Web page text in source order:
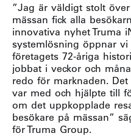
”Jag är väldigt stolt
mässan fick alla
innovativa nyhet Truma
systemlösning öppnar
företagets 72-åriga
jobbat i veckor och
redo för marknaden.
var med och hjälpte till
om det uppkopplade
besökare på mässan”
för Truma Group.